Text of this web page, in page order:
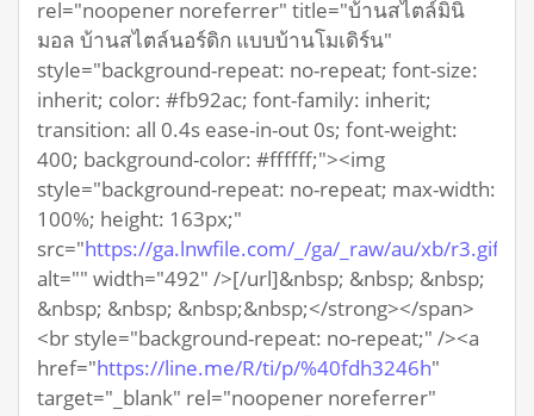
rel="noopener noreferrer" title="บ้านสไตล์มินิ
มอล บ้านสไตล์นอร์ดิก แบบบ้านโมเดิร์น"
style="background-repeat: no-repeat; font-size:
inherit; color: #fb92ac; font-family: inherit;
transition: all 0.4s ease-in-out 0s; font-weight:
400; background-color: #ffffff;"><img
style="background-repeat: no-repeat; max-width:
100%; height: 163px;"
src="https://ga.lnwfile.com/_/ga/_raw/au/xb/r3.gif
alt="" width="492" />[/url]&nbsp; &nbsp; &nbsp;
&nbsp; &nbsp; &nbsp;&nbsp;</strong></span>
<br style="background-repeat: no-repeat;" /><a
href="https://line.me/R/ti/p/%40fdh3246h"
target="_blank" rel="noopener noreferrer"